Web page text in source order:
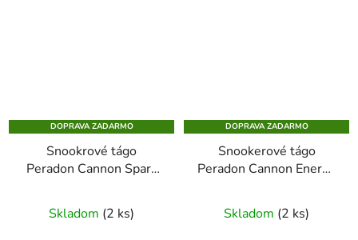
DOPRAVA ZADARMO
Snookrové tágo
Peradon Cannon Spark
Skladom (2 ks)
DOPRAVA ZADARMO
Snookerové tágo
Peradon Cannon Energy
Skladom (2 ks)